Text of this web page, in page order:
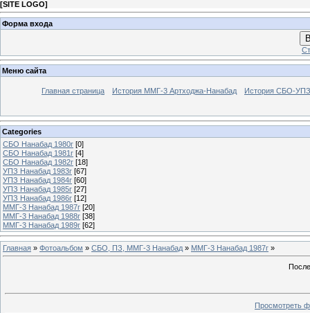
[SITE LOGO]
Форма входа
Меню сайта
Главная страница История ММГ-3 Артходжа-Нанабад История СБО-УПЗ
Categories
СБО Нанабад 1980г [0]
СБО Нанабад 1981г [4]
СБО Нанабад 1982г [18]
УПЗ Нанабад 1983г [67]
УПЗ Нанабад 1984г [60]
УПЗ Нанабад 1985г [27]
УПЗ Нанабад 1986г [12]
ММГ-3 Нанабад 1987г [20]
ММГ-3 Нанабад 1988г [38]
ММГ-3 Нанабад 1989г [62]
Главная » Фотоальбом » СБО, ПЗ, ММГ-3 Нанабад » ММГ-3 Нанабад 1987г »
Просмотреть